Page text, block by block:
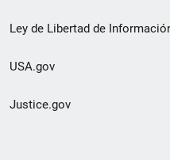
Ley de Libertad de
USA.gov
Justice.gov